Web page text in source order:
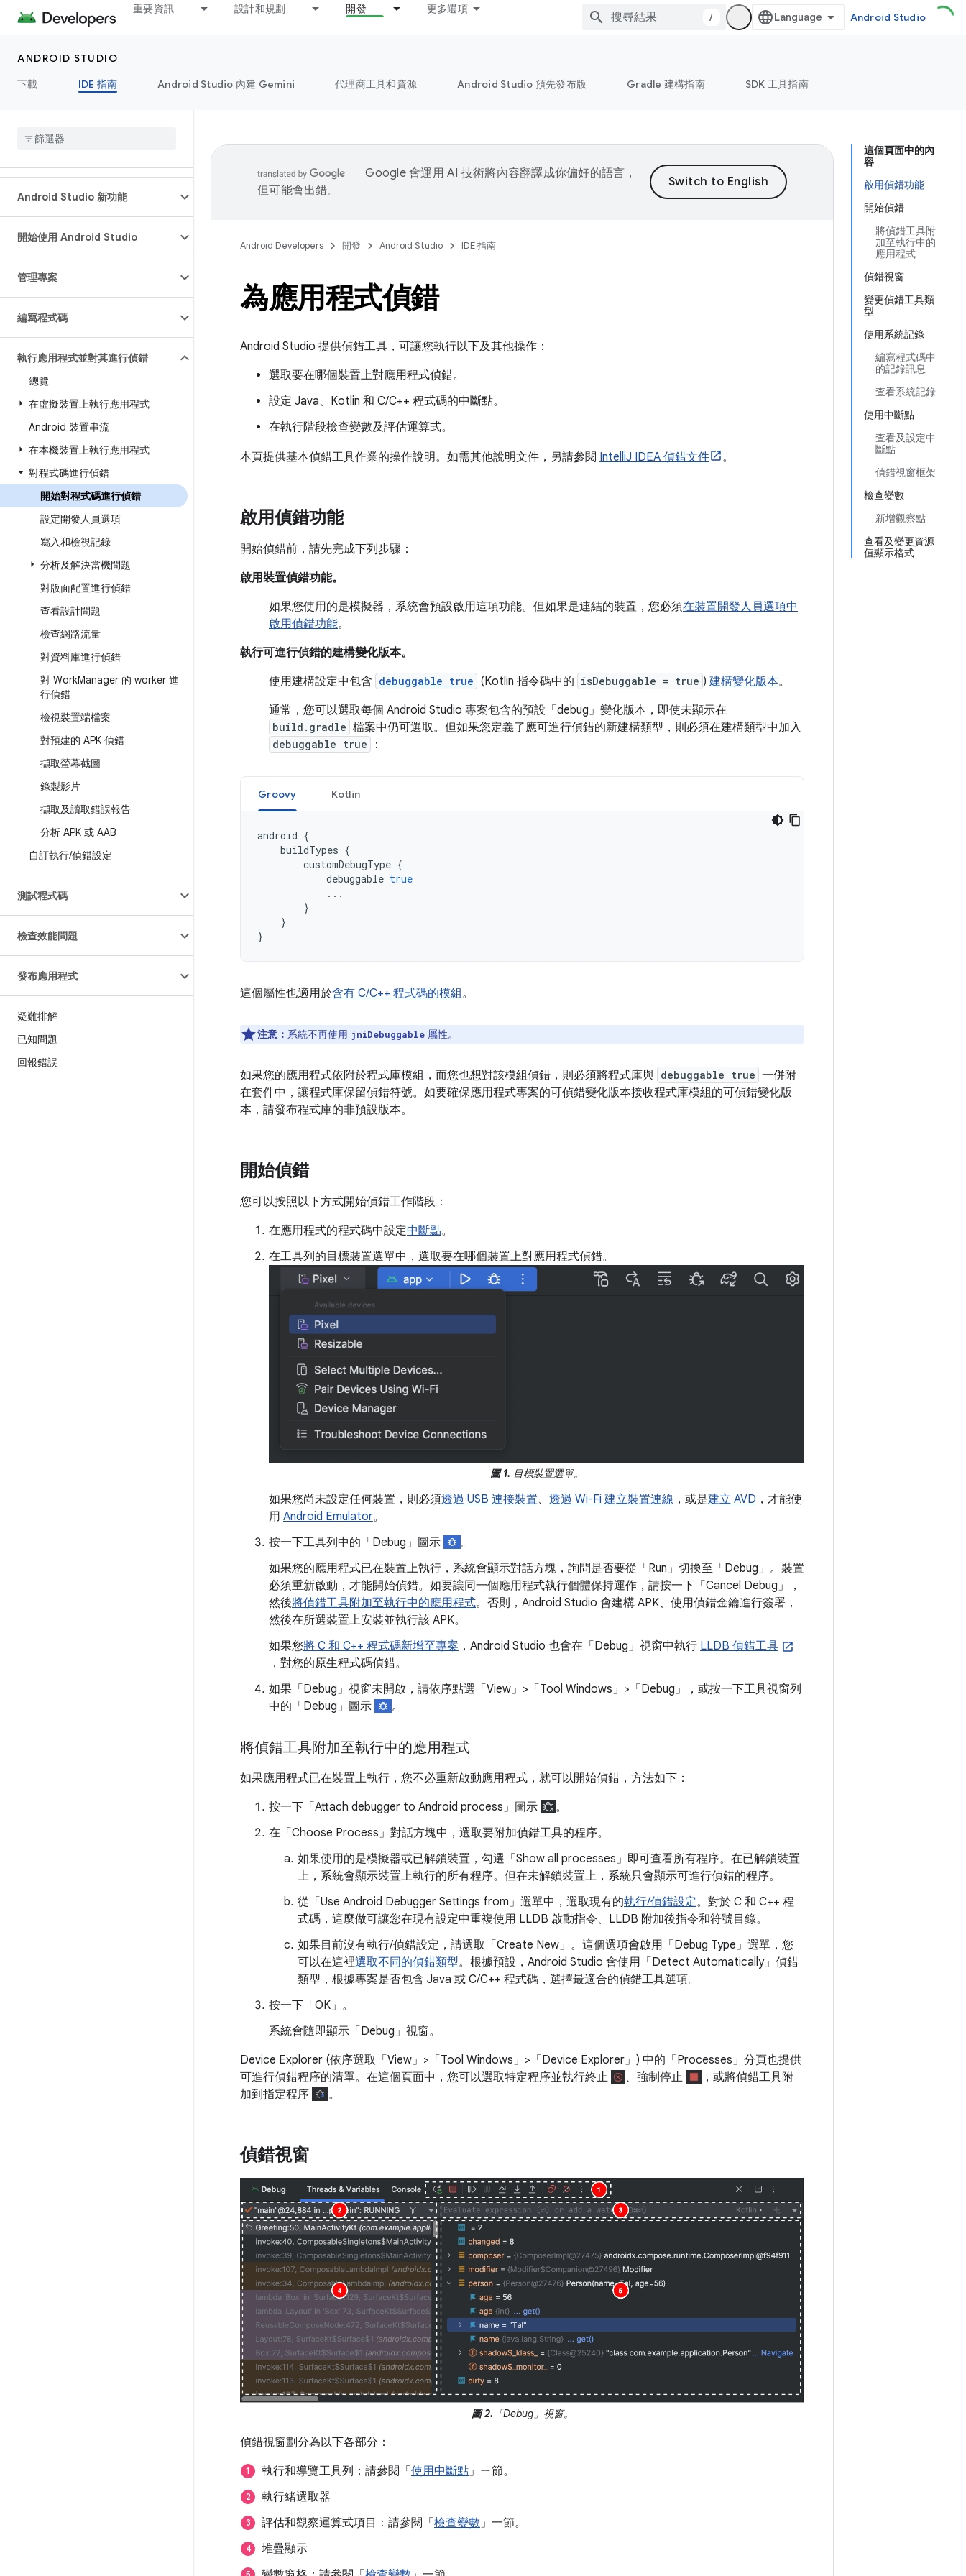
重要資訊 設計和規劃 開發 更多選項
/ Android Studio
ANDROID STUDIO
下載
IDE 指南 Android Studio 內建 Gemini 代理商工具和資源 Android Studio 預先發布版 Gradle 建構指南 SDK 工具指南
Android Studio 新功能
開始使用 Android Studio
管理專案
編寫程式碼
執行應用程式並對其進行偵錯
總覽
在虛擬裝置上執行應用程式
Android 裝置串流
在本機裝置上執行應用程式
對程式碼進行偵錯
開始對程式碼進行偵錯
設定開發人員選項
寫入和檢視記錄
分析及解決當機問題
對版面配置進行偵錯
查看設計問題
檢查網路流量
對資料庫進行偵錯
對 WorkManager 的 worker 進
行偵錯
檢視裝置端檔案
對預建的 APK 偵錯
擷取螢幕截圖
錄製影片
擷取及讀取錯誤報告
分析 APK 或 AAB
自訂執行/偵錯設定
測試程式碼
檢查效能問題
發布應用程式
疑難排解
已知問題
回報錯誤
這個頁面中的內
容
啟用偵錯功能
開始偵錯
將偵錯工具附
加至執行中的
應用程式
偵錯視窗
變更偵錯工具類
型
使用系統記錄
編寫程式碼中
的記錄訊息
查看系統記錄
使用中斷點
查看及設定中
斷點
偵錯視窗框架
檢查變數
新增觀察點
查看及變更資源
值顯示格式
Google 會運用 AI 技術將內容翻譯成你偏好的語言，
但可能會出錯。
Android Developers 開發 Android Studio IDE 指南
為應用程式偵錯
Android Studio 提供偵錯工具，可讓您執行以下及其他操作：
選取要在哪個裝置上對應用程式偵錯。
設定 Java、Kotlin 和 C/C++ 程式碼的中斷點。
在執行階段檢查變數及評估運算式。
本頁提供基本偵錯工具作業的操作說明。如需其他說明文件，另請參閱 IntelliJ IDEA 偵錯文件 。
啟用偵錯功能
開始偵錯前，請先完成下列步驟：
啟用裝置偵錯功能。
如果您使用的是模擬器，系統會預設啟用這項功能。但如果是連結的裝置，您必須在裝置開發人員選項中
啟用偵錯功能。
執行可進行偵錯的建構變化版本。
使用建構設定中包含 debuggable true (Kotlin 指令碼中的 isDebuggable = true ) 建構變化版本。
通常，您可以選取每個 Android Studio 專案包含的預設「debug」變化版本，即使未顯示在
build.gradle 檔案中仍可選取。但如果您定義了應可進行偵錯的新建構類型，則必須在建構類型中加入
debuggable true ：
Groovy Kotlin
android {
buildTypes {
customDebugType {
debuggable true
...
}
}
}
這個屬性也適用於含有 C/C++ 程式碼的模組。
注意： 系統不再使用 jniDebuggable 屬性。
如果您的應用程式依附於程式庫模組，而您也想對該模組偵錯，則必須將程式庫與 debuggable true 一併附
在套件中，讓程式庫保留偵錯符號。如要確保應用程式專案的可偵錯變化版本接收程式庫模組的可偵錯變化版
本，請發布程式庫的非預設版本。
開始偵錯
您可以按照以下方式開始偵錯工作階段：
在應用程式的程式碼中設定中斷點。
在工具列的目標裝置選單中，選取要在哪個裝置上對應用程式偵錯。
圖 1. 目標裝置選單。
如果您尚未設定任何裝置，則必須透過 USB 連接裝置、 透過 Wi-Fi 建立裝置連線 ，或是建立 AVD ，才能使
用 Android Emulator。
按一下工具列中的「Debug」圖示
。
如果您的應用程式已在裝置上執行，系統會顯示對話方塊，詢問是否要從「Run」切換至「Debug」。裝置
必須重新啟動，才能開始偵錯。如要讓同一個應用程式執行個體保持運作，請按一下「Cancel Debug」
，
然後將偵錯工具附加至執行中的應用程式。否則，Android Studio 會建構 APK、使用偵錯金鑰進行簽署，
然後在所選裝置上安裝並執行該 APK。
如果您將 C 和 C++ 程式碼新增至專案 ，Android Studio 也會在「Debug」視窗中執行 LLDB 偵錯工具
，對您的原生程式碼偵錯。
如果「Debug」視窗未開啟，請依序點選「View」>「Tool Windows」>「Debug」
，或按一下工具視窗列
中的「Debug」圖示
。
將偵錯工具附加至執行中的應用程式
如果應用程式已在裝置上執行，您不必重新啟動應用程式，就可以開始偵錯，方法如下：
按一下「Attach debugger to Android process」 圖示
。
在「Choose Process」 對話方塊中，選取要附加偵錯工具的程序。
如果使用的是模擬器或已解鎖裝置，勾選「Show all processes」 即可查看所有程序。在已解鎖裝置
上，系統會顯示裝置上執行的所有程序。但在未解鎖裝置上，系統只會顯示可進行偵錯的程序。
從「Use Android Debugger Settings from」 選單中，選取現有的執行/偵錯設定。對於 C 和 C++ 程
式碼，這麼做可讓您在現有設定中重複使用 LLDB 啟動指令、LLDB 附加後指令和符號目錄。
如果目前沒有執行/偵錯設定，請選取「Create New」 。這個選項會啟用「Debug Type」 選單，您
可以在這裡選取不同的偵錯類型。根據預設，Android Studio 會使用「Detect Automatically」偵錯
類型，根據專案是否包含 Java 或 C/C++ 程式碼，選擇最適合的偵錯工具選項。
按一下「OK」 。
系統會隨即顯示「Debug」視窗。
Device Explorer (依序選取「View」>「Tool Windows」>「Device Explorer」 ) 中的「Processes」 分頁也提供
可進行偵錯程序的清單。在這個頁面中，您可以選取特定程序並執行終止
、強制停止
，或將偵錯工具附
加到指定程序
。
偵錯視窗
圖 2. 「Debug」視窗。
偵錯視窗劃分為以下各部分：
執行和導覽工具列：請參閱「使用中斷點 」ㄧ節。
執行緒選取器
評估和觀察運算式項目：請參閱「檢查變數 」一節。
堆疊顯示